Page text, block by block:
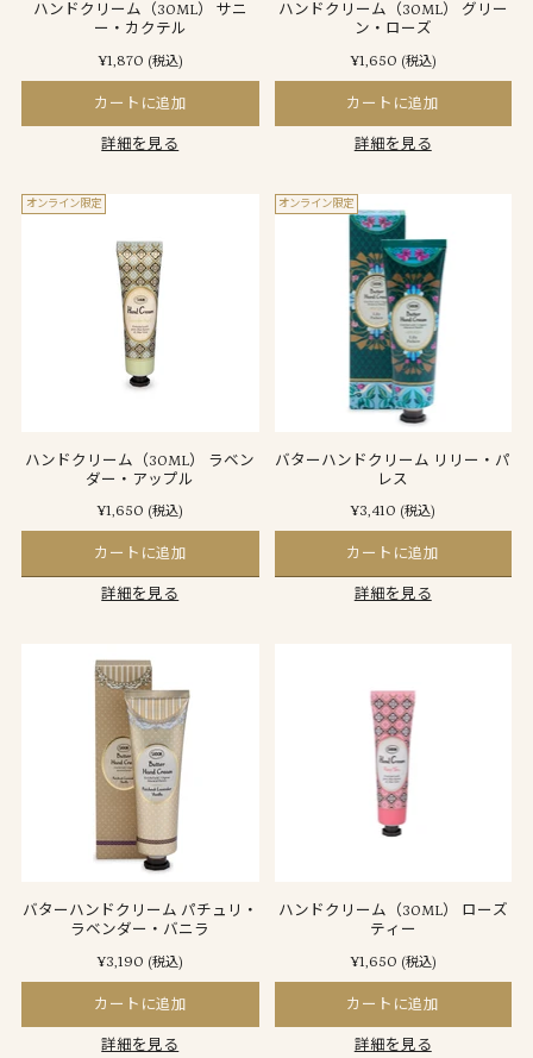
ハンドクリーム（30ML） サニ
ー・カクテル
¥1,870 (税込)
カートに追加
詳細を見る
ハンドクリーム（30ML） グリー
ン・ローズ
¥1,650 (税込)
カートに追加
詳細を見る
オンライン限定
ハンドクリーム（30ML） ラベン
ダー・アップル
¥1,650 (税込)
カートに追加
詳細を見る
オンライン限定
バターハンドクリーム リリー・パ
レス
¥3,410 (税込)
カートに追加
詳細を見る
バターハンドクリーム パチュリ・
ラベンダー・バニラ
¥3,190 (税込)
カートに追加
詳細を見る
ハンドクリーム（30ML） ローズ
ティー
¥1,650 (税込)
カートに追加
詳細を見る